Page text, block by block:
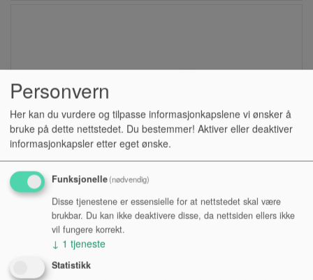
SHAKER, MEINL SH12-M-BK
Lagerstatus:
Personvern
Her kan du vurdere og tilpasse informasjonkapslene vi ønsker å
bruke på dette nettstedet. Du bestemmer! Aktiver eller deaktiver
informasjonkapsler etter eget ønske.
Funksjonelle(nødvendig)
Disse tjenestene er essensielle for at nettstedet skal være
brukbar. Du kan ikke deaktivere disse, da nettsiden ellers ikke
vil fungere korrekt.
↓ 1 tjeneste
Statistikk